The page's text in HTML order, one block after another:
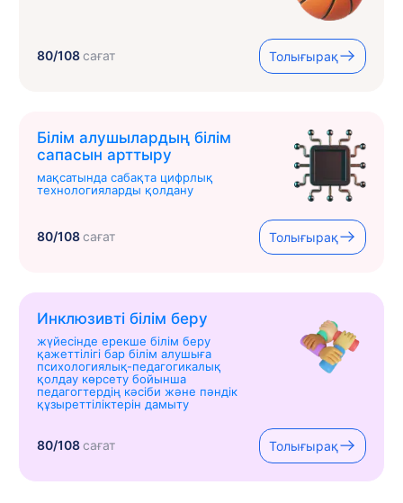
80/108сағат Толығырақ
Білім алушылардың білім
сапасын арттыру
мақсатында сабақта цифрлық
технологияларды қолдану
80/108сағат Толығырақ
Инклюзивті білім беру
жүйесінде ерекше білім беру
қажеттілігі бар білім алушыға
психологиялық-педагогикалық
қолдау көрсету бойынша
педагогтердің кәсіби және пәндік
құзыреттіліктерін дамыту
80/108сағат Толығырақ